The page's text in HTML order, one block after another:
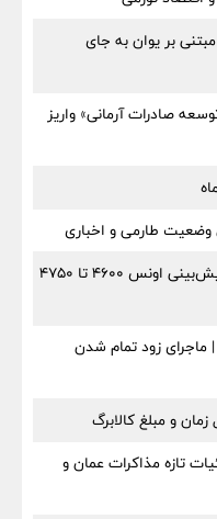
بر یوان به جای
توسعه صادرات آرمانی» واریز
طارمی و اخباری
قیمت طلا دوباره منفجر می‌شود؟ | پیش‌بینی اونس ۴۶۰۰ تا ۴۷۵۰
ماجرای زود تمام شدن
تازه مذاکرات عمان و